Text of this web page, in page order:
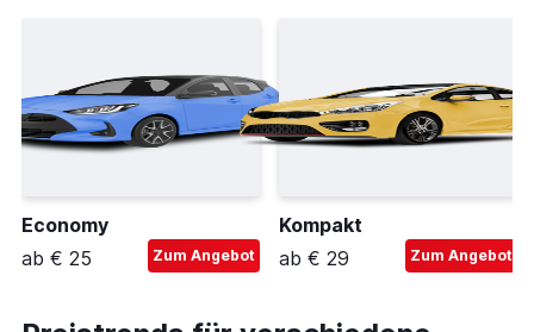
Economy
ab € 25
Zum Angebot
Kompakt
ab € 29
Zum Angebot